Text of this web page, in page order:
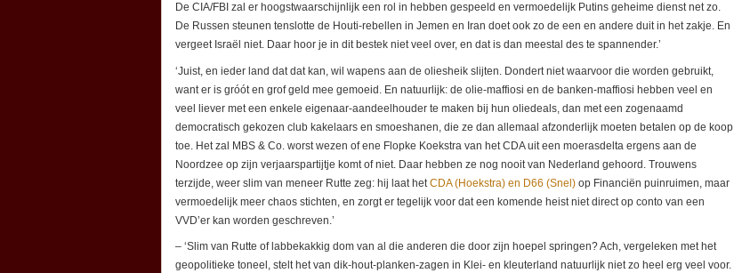
De CIA/FBI zal er hoogstwaarschijnlijk een rol in hebben gespeeld en vermoedelijk Putins geheime dienst net zo.
De Russen steunen tenslotte de Houti-rebellen in Jemen en Iran doet ook zo de een en andere duit in het zakje. En
vergeet Israël niet. Daar hoor je in dit bestek niet veel over, en dat is dan meestal des te spannender.’
‘Juist, en ieder land dat dat kan, wil wapens aan de oliesheik slijten. Dondert niet waarvoor die worden gebruikt,
want er is gróót en grof geld mee gemoeid. En natuurlijk: de olie-maffiosi en de banken-maffiosi hebben veel en
veel liever met een enkele eigenaar-aandeelhouder te maken bij hun oliedeals, dan met een zogenaamd
democratisch gekozen club kakelaars en smoeshanen, die ze dan allemaal afzonderlijk moeten betalen op de koop
toe. Het zal MBS & Co. worst wezen of ene Flopke Koekstra van het CDA uit een moerasdelta ergens aan de
Noordzee op zijn verjaarspartijtje komt of niet. Daar hebben ze nog nooit van Nederland gehoord. Trouwens
terzijde, weer slim van meneer Rutte zeg: hij laat het CDA (Hoekstra) en D66 (Snel) op Financiën puinruimen, maar
vermoedelijk meer chaos stichten, en zorgt er tegelijk voor dat een komende heist niet direct op conto van een
VVD’er kan worden geschreven.’
– ‘Slim van Rutte of labbekakkig dom van al die anderen die door zijn hoepel springen? Ach, vergeleken met het
geopolitieke toneel, stelt het van dik-hout-planken-zagen in Klei- en kleuterland natuurlijk niet zo heel erg veel voor.